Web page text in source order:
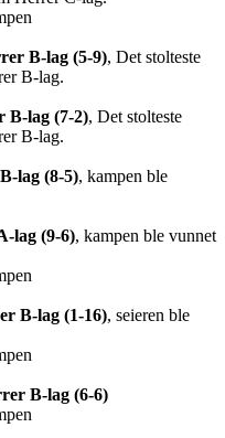
B-lag (5-9), Det stolteste
B-lag.
B-lag (7-2), Det stolteste
B-lag.
lag (8-5), kampen ble
lag (9-6), kampen ble vunnet
B-lag (1-16), seieren ble
B-lag (6-6)